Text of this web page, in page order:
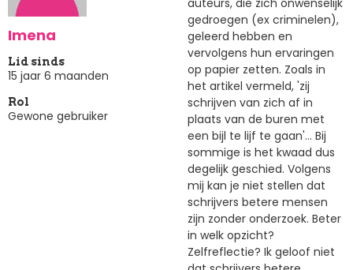
Imena
Lid sinds
15 jaar 6 maanden
Rol
Gewone gebruiker
auteurs, die zich onwenselijk
gedroegen (ex criminelen),
geleerd hebben en
vervolgens hun ervaringen
op papier zetten. Zoals in
het artikel vermeld, 'zij
schrijven van zich af in
plaats van de buren met
een bijl te lijf te gaan'... Bij
sommige is het kwaad dus
degelijk geschied. Volgens
mij kan je niet stellen dat
schrijvers betere mensen
zijn zonder onderzoek. Beter
in welk opzicht?
Zelfreflectie? Ik geloof niet